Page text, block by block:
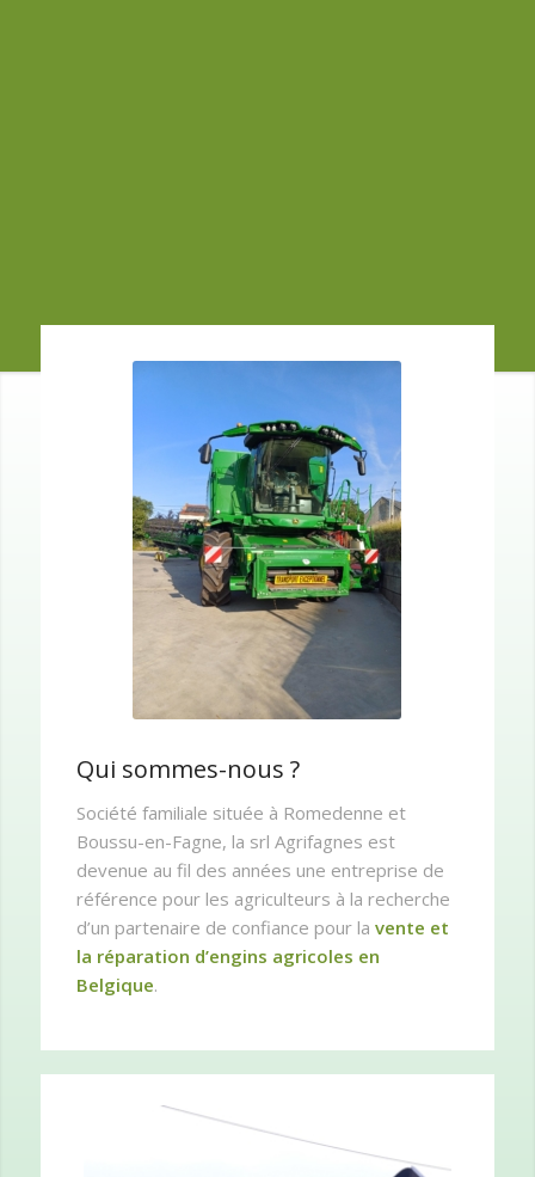
Qui sommes-nous ?
Société familiale située à Romedenne et
Boussu-en-Fagne, la srl Agrifagnes est
devenue au fil des années une entreprise de
référence pour les agriculteurs à la recherche
d’un partenaire de confiance pour la vente et
la réparation d’engins agricoles en
Belgique.